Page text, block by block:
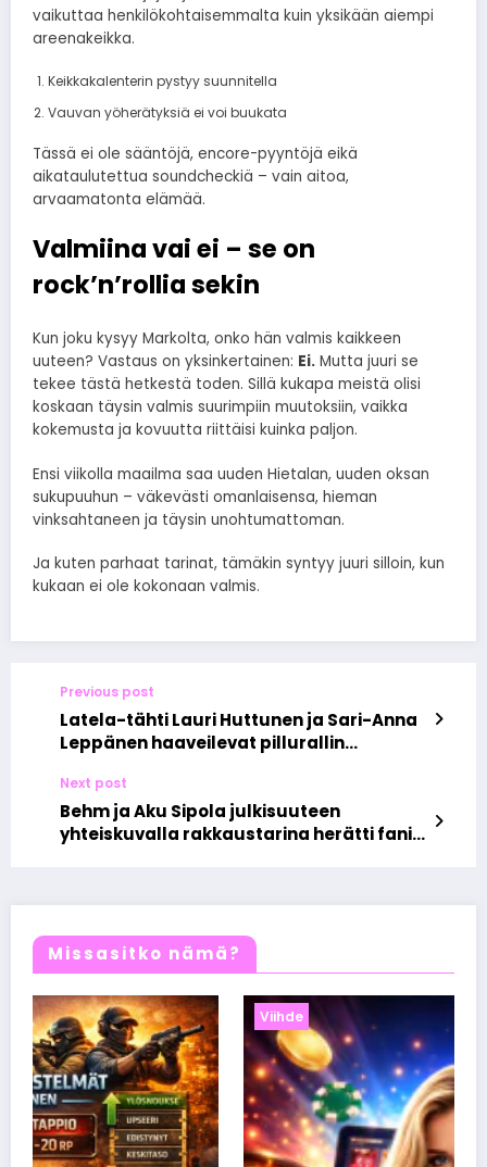
vaikuttaa henkilökohtaisemmalta kuin yksikään aiempi
areenakeikka.
Keikkakalenterin pystyy suunnitella
Vauvan yöherätyksiä ei voi buukata
Tässä ei ole sääntöjä, encore-pyyntöjä eikä
aikataulutettua soundcheckiä – vain aitoa,
arvaamatonta elämää.
Valmiina vai ei – se on
rock’n’rollia sekin
Kun joku kysyy Markolta, onko hän valmis kaikkeen
uuteen? Vastaus on yksinkertainen: Ei. Mutta juuri se
tekee tästä hetkestä toden. Sillä kukapa meistä olisi
koskaan täysin valmis suurimpiin muutoksiin, vaikka
kokemusta ja kovuutta riittäisi kuinka paljon.
Ensi viikolla maailma saa uuden Hietalan, uuden oksan
sukupuuhun – väkevästi omanlaisensa, hieman
vinksahtaneen ja täysin unohtumattoman.
Ja kuten parhaat tarinat, tämäkin syntyy juuri silloin, kun
kukaan ei ole kokonaan valmis.
Previous post
Latela-tähti Lauri Huttunen ja Sari-Anna
Leppänen haaveilevat pillurallin
Next post
Behm ja Aku Sipola julkisuuteen
yhteiskuvalla rakkaustarina herätti fanit
Missasitko nämä?
Viihde